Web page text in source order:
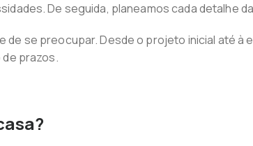
De seguida, planeamos cada detalhe
se preocupar. Desde o projeto inicial até à
prazos.